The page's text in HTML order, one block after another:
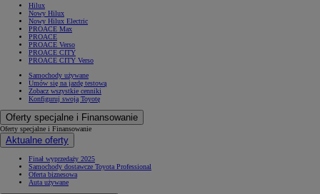
Hilux
Nowy Hilux
Nowy Hilux Electric
PROACE Max
PROACE
PROACE Verso
PROACE CITY
PROACE CITY Verso
Samochody używane
Umów się na jazdę testową
Zobacz wszystkie cenniki
Konfiguruj swoją Toyotę
Oferty specjalne i Finansowanie
Oferty specjalne i Finansowanie
Aktualne oferty
Finał wyprzedaży 2025
Samochody dostawcze Toyota Professional
Oferta biznesowa
Auta używane